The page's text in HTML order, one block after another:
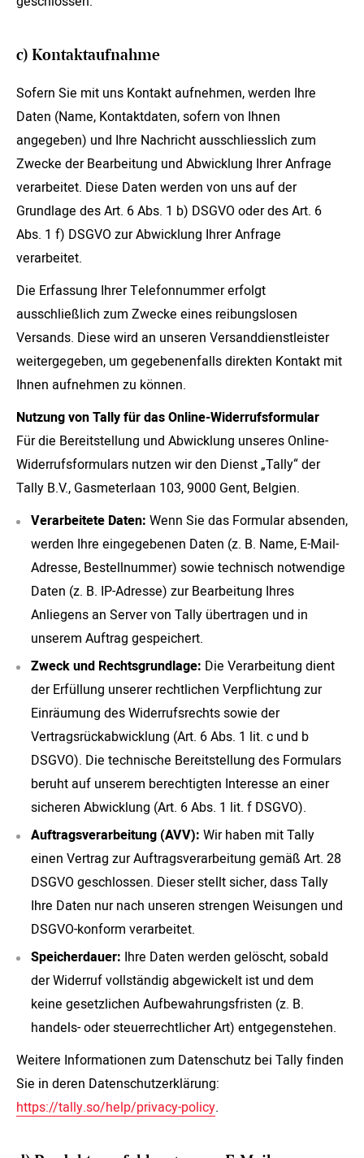
c) Kontaktaufnahme
Sofern Sie mit uns Kontakt aufnehmen, werden Ihre
Daten (Name, Kontaktdaten, sofern von Ihnen
angegeben) und Ihre Nachricht ausschliesslich zum
Zwecke der Bearbeitung und Abwicklung Ihrer Anfrage
verarbeitet. Diese Daten werden von uns auf der
Grundlage des Art. 6 Abs. 1 b) DSGVO oder des Art. 6
Abs. 1 f) DSGVO zur Abwicklung Ihrer Anfrage
verarbeitet.
Die Erfassung Ihrer Telefonnummer erfolgt
ausschließlich zum Zwecke eines reibungslosen
Versands. Diese wird an unseren Versanddienstleister
weitergegeben, um gegebenenfalls direkten Kontakt mit
Ihnen aufnehmen zu können.
Nutzung von Tally für das Online-Widerrufsformular
Für die Bereitstellung und Abwicklung unseres Online-
Widerrufsformulars nutzen wir den Dienst „Tally“ der
Tally B.V., Gasmeterlaan 103, 9000 Gent, Belgien.
Verarbeitete Daten: Wenn Sie das Formular absenden,
werden Ihre eingegebenen Daten (z. B. Name, E-Mail-
Adresse, Bestellnummer) sowie technisch notwendige
Daten (z. B. IP-Adresse) zur Bearbeitung Ihres
Anliegens an Server von Tally übertragen und in
unserem Auftrag gespeichert.
Zweck und Rechtsgrundlage: Die Verarbeitung dient
der Erfüllung unserer rechtlichen Verpflichtung zur
Einräumung des Widerrufsrechts sowie der
Vertragsrückabwicklung (Art. 6 Abs. 1 lit. c und b
DSGVO). Die technische Bereitstellung des Formulars
beruht auf unserem berechtigten Interesse an einer
sicheren Abwicklung (Art. 6 Abs. 1 lit. f DSGVO).
Auftragsverarbeitung (AVV): Wir haben mit Tally
einen Vertrag zur Auftragsverarbeitung gemäß Art. 28
DSGVO geschlossen. Dieser stellt sicher, dass Tally
Ihre Daten nur nach unseren strengen Weisungen und
DSGVO-konform verarbeitet.
Speicherdauer: Ihre Daten werden gelöscht, sobald
der Widerruf vollständig abgewickelt ist und dem
keine gesetzlichen Aufbewahrungsfristen (z. B.
handels- oder steuerrechtlicher Art) entgegenstehen.
Weitere Informationen zum Datenschutz bei Tally finden
Sie in deren Datenschutzerklärung:
https://tally.so/help/privacy-policy.